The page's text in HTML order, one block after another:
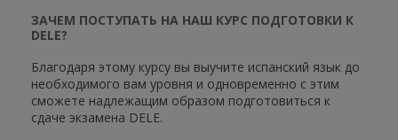
ЗАЧЕМ ПОСТУПАТЬ НА НАШ КУРС ПОДГОТОВКИ К
DELE?
Благодаря этому курсу вы выучите испанский язык до
необходимого вам уровня и одновременно с этим
сможете надлежащим образом подготовиться к
сдаче экзамена DELE.